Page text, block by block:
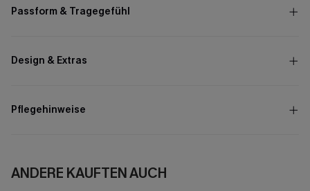
Passform & Tragegefühl
Design & Extras
Pflegehinweise
ANDERE KAUFTEN AUCH